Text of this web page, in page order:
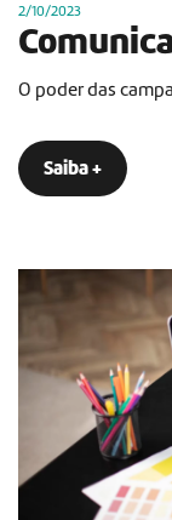
2/10/2023
O poder das
Saiba +